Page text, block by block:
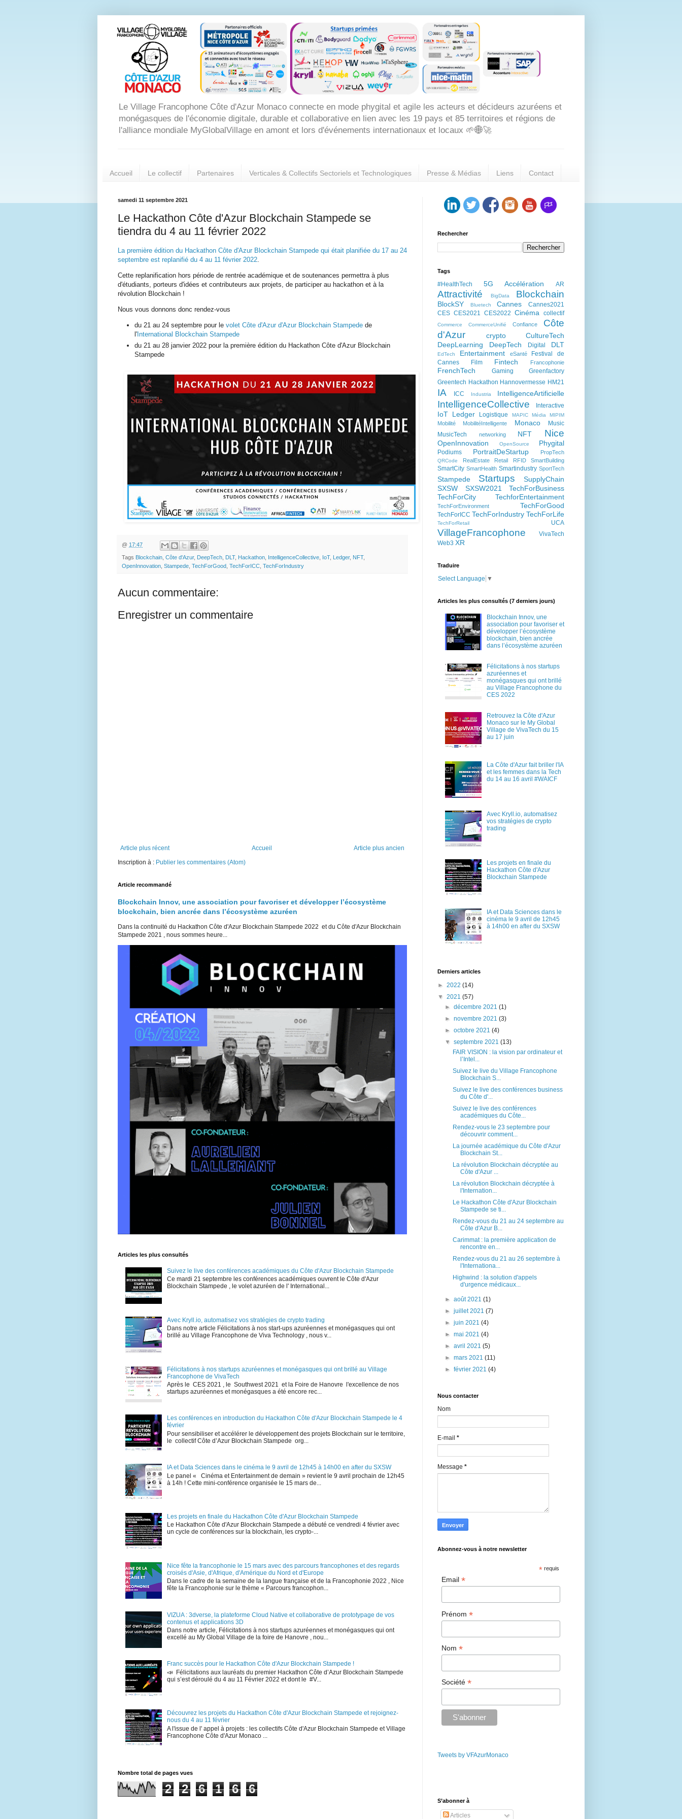
Le Village Francophone Côte d'Azur Monaco connecte en mode phygital et agile les acteurs et décideurs azuréens et
monégasques de l'économie digitale, durable et collaborative en lien avec les 19 pays et 85 territoires et régions de
l'alliance mondiale MyGlobalVillage en amont et lors d'événements internationaux et locaux 🌱🌐🚀
Accueil Le collectif Partenaires Verticales & Collectifs Sectoriels et Technologiques Presse & Médias Liens Contact
samedi 11 septembre 2021
Le Hackathon Côte d'Azur Blockchain Stampede se
tiendra du 4 au 11 février 2022
La première édition du Hackathon Côte d'Azur Blockchain Stampede qui était planifiée du 17 au 24
septembre est replanifié du 4 au 11 février 2022
Cette replanification hors période de rentrée académique et de soutenances permettra à plus
d'étudiants, porteurs d'idées et contributeurs aux projets, de participer au hackathon et à la
révolution Blockchain !
Nous vous donnons donc rendez-vous
du 21 au 24 septembre pour le volet Côte d'Azur d'Azur Blockchain Stampede de
l' International Blockchain Stampede
du 21 au 28 janvier 2022 pour la première édition du Hackathon Côte d'Azur Blockchain
Stampede
@ 17:47
Tags Blockchain Côte d'Azur, DeepTech DLT, Hackathon IntelligenceCollective IoT, Ledger, NFT,
OpenInnovation Stampede TechForGood TechForICC TechForIndustry
Aucun commentaire:
Enregistrer un commentaire
Article plus récent Article plus ancien
Accueil
Inscription à : Publier les commentaires (Atom)
Article recommandé
Blockchain Innov, une association pour favoriser et développer l’écosystème
blockchain, bien ancrée dans l’écosystème azuréen
Dans la continuité du Hackathon Côte d'Azur Blockchain Stampede 2022 et du Côte d'Azur Blockchain
Stampede 2021 , nous sommes heure...
Articles les plus consultés
Suivez le live des conférences académiques du Côte d'Azur Blockchain Stampede
Ce mardi 21 septembre les conférences académiques ouvrent le Côte d'Azur
Blockchain Stampede , le volet azuréen de l' International...
Avec Kryll.io, automatisez vos stratégies de crypto trading
Dans notre article Félicitations à nos start-ups azuréennes et monégasques qui ont
brillé au Village Francophone de Viva Technology , nous v...
Félicitations à nos startups azuréennes et monégasques qui ont brillé au Village
Francophone de VivaTech
Après le CES 2021 , le Southwest 2021 et la Foire de Hanovre l'excellence de nos
startups azuréennes et monégasques a été encore rec...
Les conférences en introduction du Hackathon Côte d'Azur Blockchain Stampede le 4
février
Pour sensibiliser et accélérer le développement des projets Blockchain sur le territoire,
le collectif Côte d’Azur Blockchain Stampede org...
IA et Data Sciences dans le cinéma le 9 avril de 12h45 à 14h00 en after du SXSW
Le panel « Cinéma et Entertainment de demain » revient le 9 avril prochain de 12h45
à 14h ! Cette mini-conférence organisée le 15 mars de...
Les projets en finale du Hackathon Côte d'Azur Blockchain Stampede
Le Hackathon Côte d'Azur Blockchain Stampede a débuté ce vendredi 4 février avec
un cycle de conférences sur la blockchain, les crypto-...
Nice fête la francophonie le 15 mars avec des parcours francophones et des regards
croisés d'Asie, d'Afrique, d'Amérique du Nord et d'Europe
Dans le cadre de la semaine de la langue française et de la Francophonie 2022 , Nice
fête la Francophonie sur le thème « Parcours francophon...
VIZUA : 3dverse, la plateforme Cloud Native et collaborative de prototypage de vos
contenus et applications 3D
Dans notre article, Félicitations à nos startups azuréennes et monégasques qui ont
excellé au My Global Village de la foire de Hanovre , nou...
Franc succès pour le Hackathon Côte d'Azur Blockchain Stampede !
📣 Félicitations aux lauréats du premier Hackathon Côte d’Azur Blockchain Stampede
qui s’est déroulé du 4 au 11 Février 2022 et dont le #V...
Découvrez les projets du Hackathon Côte d'Azur Blockchain Stampede et rejoignez-
nous du 4 au 11 février
A l'issue de l' appel à projets : les collectifs Côte d'Azur Blockchain Stampede et Village
Francophone Côte d'Azur Monaco ...
Nombre total de pages vues
2 2 6 1 6 6
Rechercher
Tags
#HealthTech 5G Accélération AR
Attractivité BigData Blockchain
BlockSY Bluetech Cannes
Cannes2021
CES CES2021 CES2022 Cinéma collectif
Commerce CommerceUnifié Confiance
Côte
d'Azur
crypto
CultureTech
DeepLearning
DeepTech Digital DLT
EdTech Entertainment eSanté
Festival de
Cannes
Film Fintech Francophonie
FrenchTech Gaming
Greenfactory
Greentech Hackathon Hannovermesse HM21
IA ICC Industria IntelligenceArtificielle
IntelligenceCollective Interactive
IoT Ledger Logistique MAPIC Média MIPIM
Mobilité MobilitéIntelligente Monaco
Music
MusicTech
networking NFT Nice
OpenInnovation OpenSource Phygital
Podiums PortraitDeStartup PropTech
QRCode RealEstate Retail RFID SmartBuilding
SmartCity SmartHealth Smartindustry SportTech
Stampede Startups
SupplyChain
SXSW
SXSW2021
TechForBusiness
TechForCity
TechforEntertainment
TechForEnvironment TechForGood
TechForICC TechForIndustry TechForLife
TechForRetail UCA
VillageFrancophone
VivaTech
Web3 XR
Traduire
Select Language ▼
Articles les plus consultés (7 derniers jours)
Blockchain Innov, une
association pour favoriser et
développer l’écosystème
blockchain, bien ancrée
dans l’écosystème azuréen
Félicitations à nos startups
azuréennes et
monégasques qui ont brillé
au Village Francophone du
CES 2022
Retrouvez la Côte d'Azur
Monaco sur le My Global
Village de VivaTech du 15
au 17 juin
La Côte d'Azur fait briller l'IA
et les femmes dans la Tech
du 14 au 16 avril #WAICF
Avec Kryll.io, automatisez
vos stratégies de crypto
trading
Les projets en finale du
Hackathon Côte d'Azur
Blockchain Stampede
IA et Data Sciences dans le
cinéma le 9 avril de 12h45
à 14h00 en after du SXSW
Derniers articles
► 2022 (14)
▼ 2021 (57)
►décembre 2021(1)
►novembre 2021(3)
►octobre 2021(4)
▼septembre 2021(13)
FAIR VISION : la vision par ordinateur et
l’Intel...
Suivez le live du Village Francophone
Blockchain S...
Suivez le live des conférences business
du Côte d'...
Suivez le live des conférences
académiques du Côte...
Rendez-vous le 23 septembre pour
découvrir comment...
La journée académique du Côte d'Azur
Blockchain St...
La révolution Blockchain décryptée au
Côte d'Azur ...
La révolution Blockchain décryptée à
l'Internation...
Le Hackathon Côte d'Azur Blockchain
Stampede se ti...
Rendez-vous du 21 au 24 septembre au
Côte d'Azur B...
Carimmat : la première application de
rencontre en...
Rendez-vous du 21 au 26 septembre à
l'Internationa...
Highwind : la solution d'appels
d'urgence médicaux...
►août 2021(1)
►juillet 2021(7)
►juin 2021(4)
►mai 2021(4)
►avril 2021(5)
►mars 2021(11)
►février 2021(4)
Nous contacter
Nom
E-mail *
Message *
Abonnez-vous à notre newsletter
* requis
Email *
Prénom *
Nom *
Société *
Tweets by VFAzurMonaco
S’abonner à
Articles